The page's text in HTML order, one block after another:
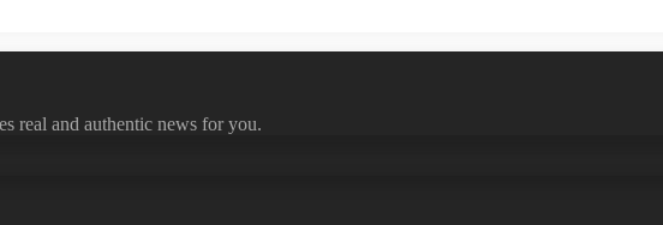
real and authentic news for you.